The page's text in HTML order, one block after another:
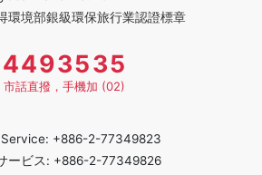
環境部銀級環保旅行業認證標章
4493535
市話直撥，手機加 (02)
Service: +886-2-77349823
ービス: +886-2-77349826